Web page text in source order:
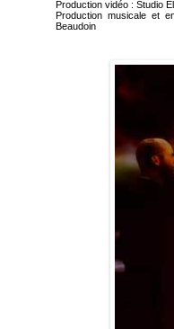
Production vidéo : Studio
Production musicale et
Beaudoin